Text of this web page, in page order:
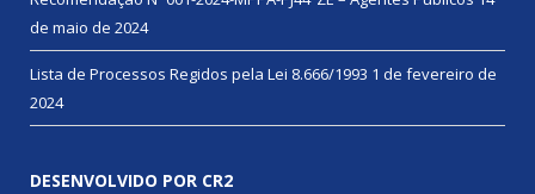
de maio de 2024
Lista de Processos Regidos pela Lei 8.666/1993 1 de fevereiro de
2024
DESENVOLVIDO POR CR2